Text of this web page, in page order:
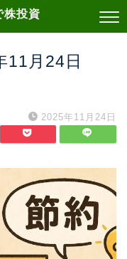
株投資
11月24日
2025年11月24日